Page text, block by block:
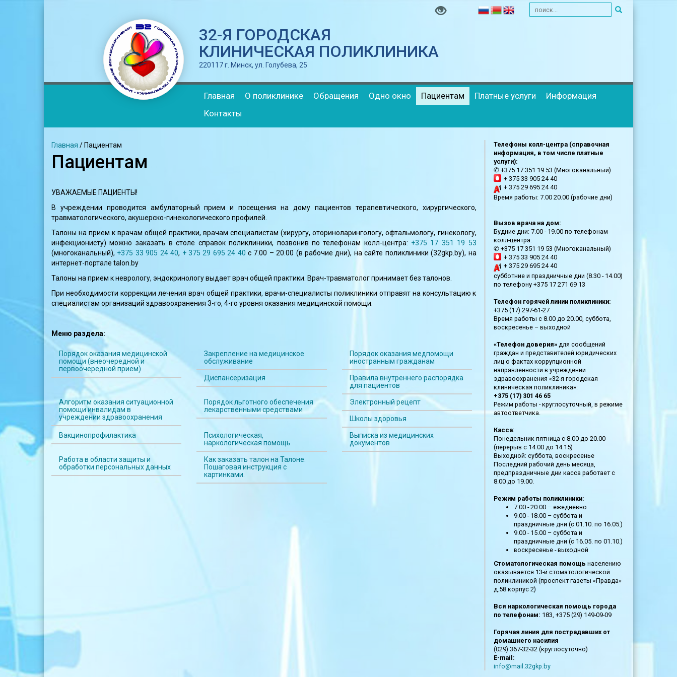
32-Я ГОРОДСКАЯ
КЛИНИЧЕСКАЯ ПОЛИКЛИНИКА
220117 г. Минск, ул. Голубева, 25
Главная О поликлинике Обращения Одно окно Пациентам Платные услуги
Информация
Контакты
Главная / Пациентам
Пациентам
УВАЖАЕМЫЕ ПАЦИЕНТЫ!
В учреждении проводится амбулаторный прием и посещения на дому пациентов терапевтического, хирургического,
травматологического, акушерско-гинекологического профилей.
Талоны на прием к врачам общей практики, врачам специалистам (хирургу, оториноларингологу, офтальмологу, гинекологу,
инфекционисту) можно заказать в столе справок поликлиники, позвонив по телефонам колл-центра: +375 17 351 19 53
(многоканальный), +375 33 905 24 40, + 375 29 695 24 40 с 7.00 – 20.00 (в рабочие дни), на сайте поликлиники (32gkp.by), на
интернет-портале talon.by
Талоны на прием к неврологу, эндокринологу выдает врач общей практики. Врач-травматолог принимает без талонов.
При необходимости коррекции лечения врач общей практики, врачи-специалисты поликлиники отправят на консультацию к
специалистам организаций здравоохранения 3-го, 4-го уровня оказания медицинской помощи.
Меню раздела:
Порядок оказания медицинской
помощи (внеочередной и
первоочередной прием)
Закрепление на медицинское
обслуживание
Порядок оказания медпомощи
иностранным гражданам
Диспансеризация
Правила внутреннего распорядка
для пациентов
Алгоритм оказания ситуационной
помощи инвалидам в
учреждении здравоохранения
Порядок льготного обеспечения
лекарственными средствами
Электронный рецепт
Школы здоровья
Вакцинопрофилактика
Психологическая,
наркологическая помощь
Выписка из медицинских
документов
Работа в области защиты и
обработки персональных данных
Как заказать талон на Талоне.
Пошаговая инструкция с
картинками.
Телефоны колл-центра (справочная
информация, в том числе платные
услуги):
✆ +375 17 351 19 53 (Многоканальный)
+ 375 33 905 24 40
+ 375 29 695 24 40
Время работы: 7.00 20.00 (рабочие дни)
Вызов врача на дом:
Будние дни: 7.00 - 19.00 по телефонам
колл-центра:
✆ +375 17 351 19 53 (Многоканальный)
+ 375 33 905 24 40
+ 375 29 695 24 40
субботние и праздничные дни (8.30 - 14.00)
по телефону +375 17 271 69 13
Телефон горячей линии поликлиники:
+375 (17) 297-61-27
Время работы с 8.00 до 20.00, суббота,
воскресенье – выходной
«Телефон доверия»для сообщений
граждан и представителей юридических
лиц о фактах коррупционной
направленности в учреждении
здравоохранения «32-я городская
клиническая поликлиника»:
+375 (17) 301 46 65
Режим работы - круглосуточный, в режиме
автоответчика.
Касса:
Понедельник-пятница с 8.00 до 20.00
(перерыв с 14.00 до 14.15)
Выходной: суббота, воскресенье
Последний рабочий день месяца,
предпраздничные дни касса работает с
8.00 до 19.00.
Режим работы поликлиники:
7.00 - 20.00 – ежедневно
9.00 - 18.00 – суббота и
праздничные дни (с 01.10. по 16.05.)
9.00 - 15.00 – суббота и
праздничные дни (с 16.05. по 01.10.)
воскресенье - выходной
Стоматологическая помощь населению
оказывается 13-й стоматологической
поликлиникой (проспект газеты «Правда»
д.58 корпус 2)
Вся наркологическая помощь города
по телефонам: 183, +375 (29) 149-09-09
Горячая линия для пострадавших от
домашнего насилия
(029) 367-32-32 (круглосуточно)
E-mail:
info@mail.32gkp.by